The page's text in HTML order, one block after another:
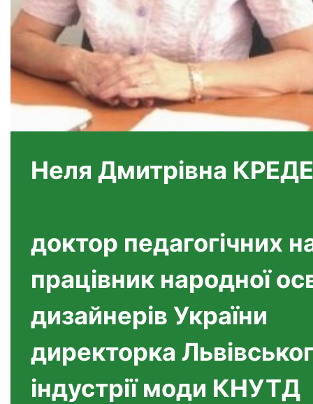
Неля Дмитрівна
доктор педагогічних
працівник народної
дизайнерів України
директорка
індустрії моди КНУТД